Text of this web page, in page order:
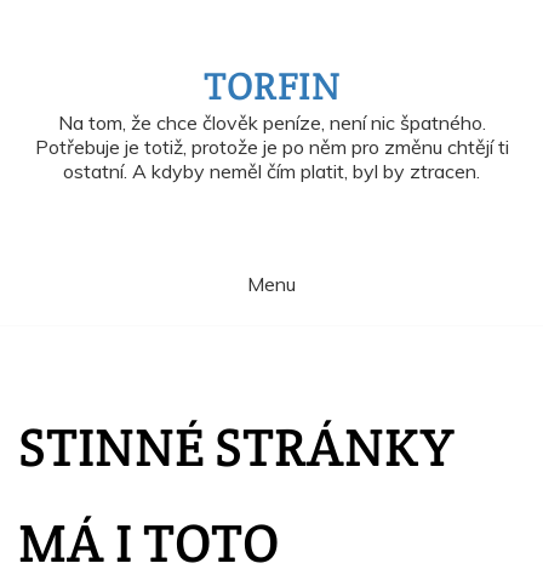
TORFIN
Na tom, že chce člověk peníze, není nic špatného.
Potřebuje je totiž, protože je po něm pro změnu chtějí ti
ostatní. A kdyby neměl čím platit, byl by ztracen.
Menu
STINNÉ STRÁNKY
MÁ I TOTO